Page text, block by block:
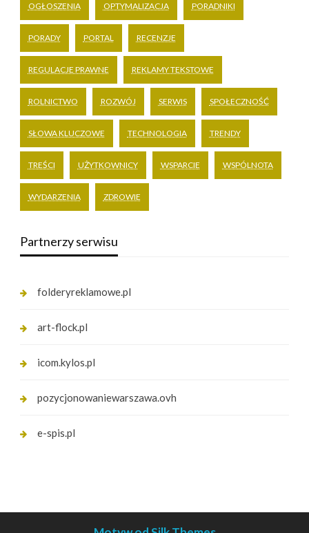
OGŁOSZENIA OPTYMALIZACJA PORADNIKI
PORADY PORTAL RECENZJE
REGULACJE PRAWNE REKLAMY TEKSTOWE
ROLNICTWO ROZWÓJ SERWIS SPOŁECZNOŚĆ
SŁOWA KLUCZOWE TECHNOLOGIA TRENDY
TREŚCI UŻYTKOWNICY WSPARCIE WSPÓLNOTA
WYDARZENIA ZDROWIE
Partnerzy serwisu
folderyreklamowe.pl
art-flock.pl
icom.kylos.pl
pozycjonowaniewarszawa.ovh
e-spis.pl